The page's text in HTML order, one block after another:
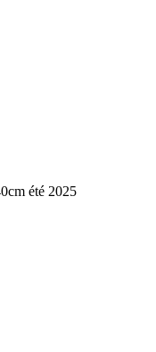
été 2025